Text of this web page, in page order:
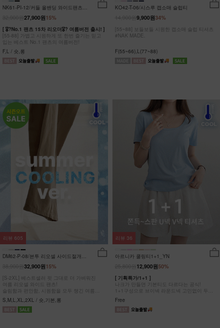
NK61-PI-12/커들 올밴딩 와이드팬츠
15%
27,900원
[ 🎖?No.1 팬츠 15차 리오더🎖? 여름버전 출시! ]
[55-88] 가볍고 시원하게 또 한번 즐기는 믿고
입는 베스트 No.1 팬츠의 여름버전!
F,L / 숏,롱
KO42-T-06/시스루 캡소매 슬럽티
34%
9,900원
[55~88] 보들보들 시원한 캡소매 슬럽 티셔츠
#NAK MADE.
F(55~66),L(77~88)
DM62-P-08/븐투 리오셀 사이드절개팬
15%
32,900원
[S-2XL] 베스트셀러 핏 그대로 더 가벼워진
여름 리오셀 와이드 팬츠!
슬림함과 편안함, 시원함을 모두 챙긴 여름
완전정복 팬츠
S,M,L,XL,2XL / 숏,기본,롱
리뷰 605
아르니카 쿨링티1+1_YN
50%
12,900원
[ 기획특가/1+1 ]
나크가 만들면 기본티도 다르다는 공식!
1+1구성으로 브이넥 라운드넥 고민없이 두장
다 챙겨가세요
Free
리뷰 36